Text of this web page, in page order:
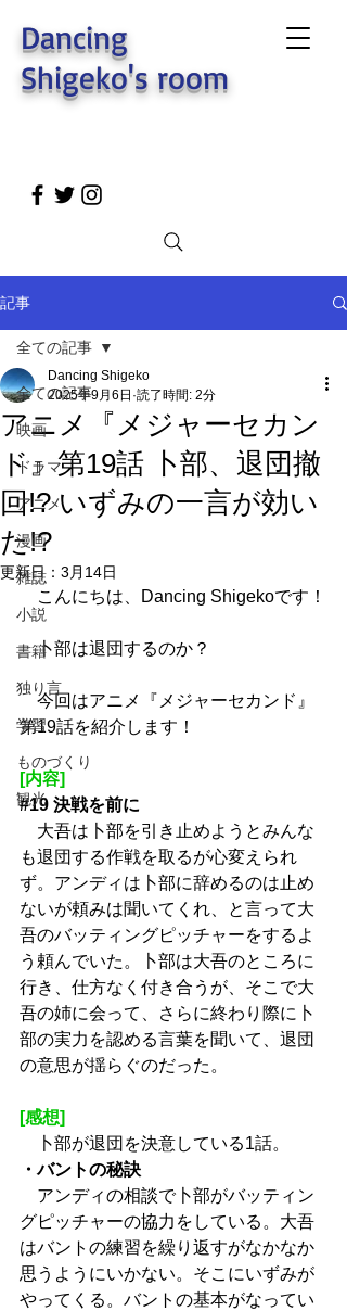
Dancing
Shigeko's room
記事
全ての記事
映画
ドラマ
アニメ
漫画
雑誌
小説
書籍
独り言
学習
ものづくり
観光
全ての記事
アニメ『メジャーセカン
ド』第19話 卜部、退団撤
回!? いずみの一言が効い
た!?
Dancing Shigeko
2025年9月6日 読了時間: 2分
更新日： 3月14日
こんにちは、Dancing Shigekoです！
卜部は退団するのか？
今回はアニメ『メジャーセカンド』
第19話を紹介します！
[内容]
#19 決戦を前に
大吾は卜部を引き止めようとみんな
も退団する作戦を取るが心変えられ
ず。アンディは卜部に辞めるのは止め
ないが頼みは聞いてくれ、と言って大
吾のバッティングピッチャーをするよ
う頼んでいた。卜部は大吾のところに
行き、仕方なく付き合うが、そこで大
吾の姉に会って、さらに終わり際に卜
部の実力を認める言葉を聞いて、退団
の意思が揺らぐのだった。
[感想]
卜部が退団を決意している1話。
・バントの秘訣
アンディの相談で卜部がバッティン
グピッチャーの協力をしている。大吾
はバントの練習を繰り返すがなかなか
思うようにいかない。そこにいずみが
やってくる。バントの基本がなってい